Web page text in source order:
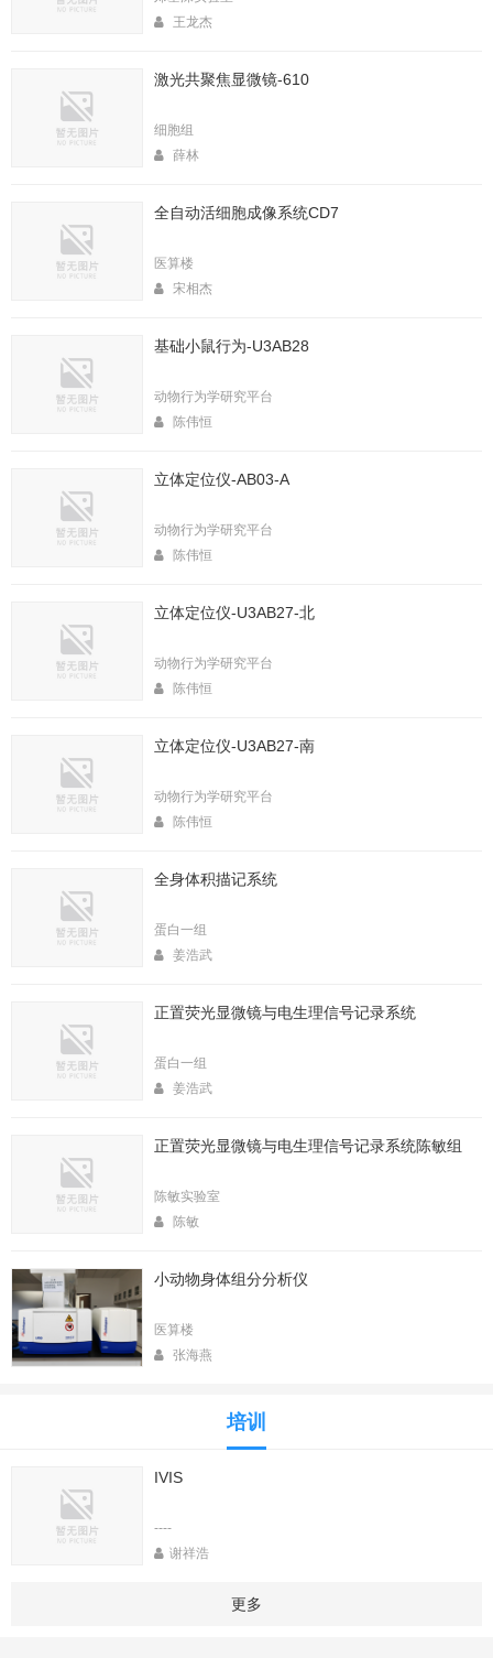
王龙杰
激光共聚焦显微镜-610
细胞组
薛林
全自动活细胞成像系统CD7
医算楼
宋相杰
基础小鼠行为-U3AB28
动物行为学研究平台
陈伟恒
立体定位仪-AB03-A
动物行为学研究平台
陈伟恒
立体定位仪-U3AB27-北
动物行为学研究平台
陈伟恒
立体定位仪-U3AB27-南
动物行为学研究平台
陈伟恒
全身体积描记系统
蛋白一组
姜浩武
正置荧光显微镜与电生理信号记录系统
蛋白一组
姜浩武
正置荧光显微镜与电生理信号记录系统陈敏组
陈敏实验室
陈敏
小动物身体组分分析仪
医算楼
张海燕
培训
IVIS
----
谢祥浩
更多